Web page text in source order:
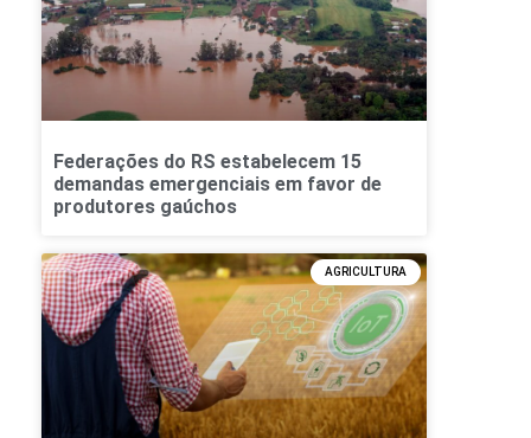
Federações do RS estabelecem 15
demandas emergenciais em favor de
produtores gaúchos
AGRICULTURA